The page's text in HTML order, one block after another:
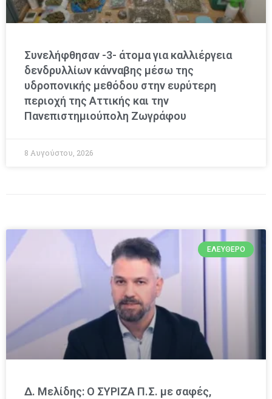
Συνελήφθησαν -3- άτομα για καλλιέργεια
δενδρυλλίων κάνναβης μέσω της
υδροπονικής μεθόδου στην ευρύτερη
περιοχή της Αττικής και την
Πανεπιστημιούπολη Ζωγράφου
8 Αυγούστου, 2026
ΕΛΕΎΘΕΡΟ
Δ. Μελίδης: Ο ΣΥΡΙΖΑ Π.Σ. με σαφές,